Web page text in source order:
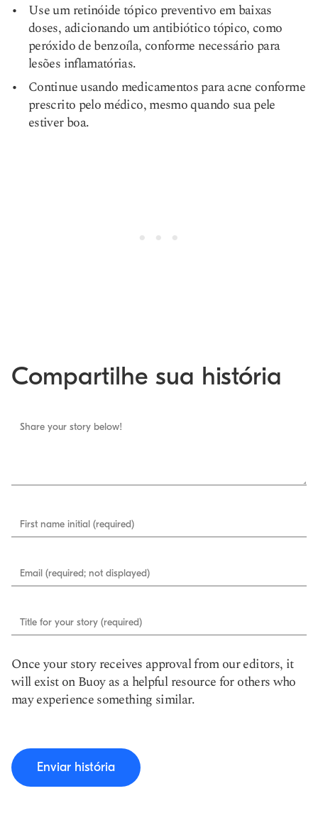
Use um retinóide tópico preventivo em baixas
doses, adicionando um antibiótico tópico, como
peróxido de benzoíla, conforme necessário para
lesões inflamatórias.
Continue usando medicamentos para acne conforme
prescrito pelo médico, mesmo quando sua pele
estiver boa.
Compartilhe sua história
Share your story below!
First name initial (required)
Email (required; not displayed)
Title for your story (required)
Once your story receives approval from our editors, it
will exist on Buoy as a helpful resource for others who
may experience something similar.
Enviar história